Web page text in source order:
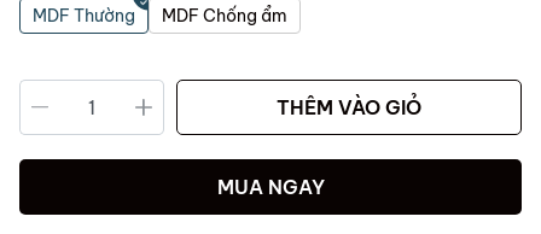
MDF Thường
MDF Chống ẩm
THÊM VÀO GIỎ
MUA NGAY